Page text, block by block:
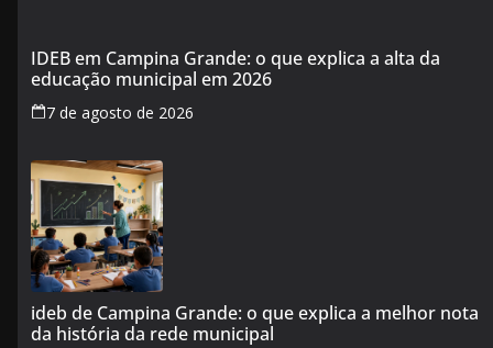
IDEB em Campina Grande: o que explica a alta da
educação municipal em 2026
7 de agosto de 2026
ideb de Campina Grande: o que explica a melhor nota
da história da rede municipal